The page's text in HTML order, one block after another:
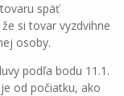
späť
si tovar vyzdvihne
osoby.
podľa bodu 11.1.
od počiatku, ako